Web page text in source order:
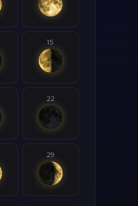
15
22
29